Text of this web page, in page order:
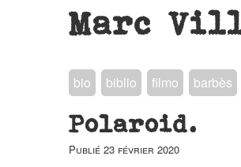
Marc
bio biblio filmo barbès
Polaroid.
Publié 23 février 2020